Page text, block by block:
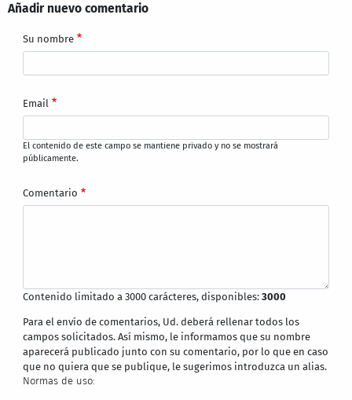
Añadir nuevo comentario
Su nombre
Email
El contenido de este campo se mantiene privado y no se mostrará
públicamente.
Comentario
Contenido limitado a 3000 carácteres, disponibles:3000
Para el envío de comentarios, Ud. deberá rellenar todos los
campos solicitados. Así mismo, le informamos que su nombre
aparecerá publicado junto con su comentario, por lo que en caso
que no quiera que se publique, le sugerimos introduzca un alias.
Normas de uso: